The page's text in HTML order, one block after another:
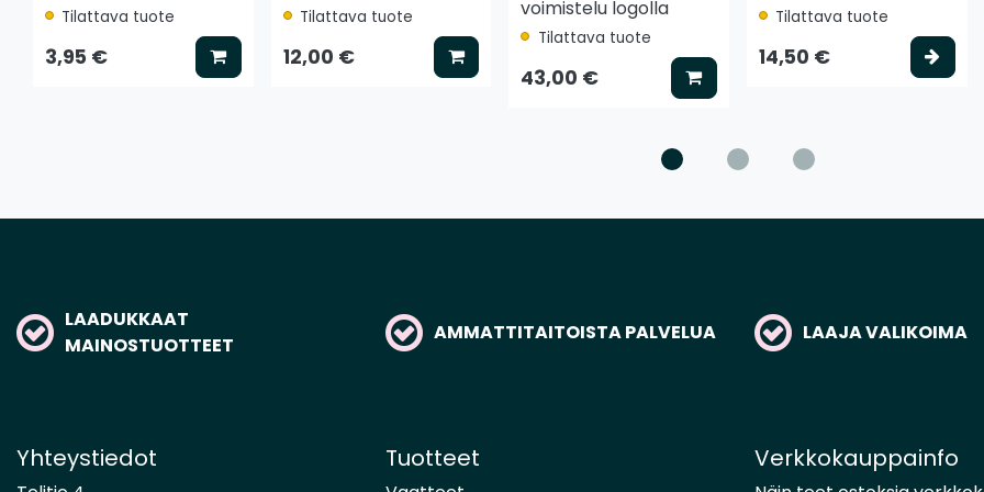
Tilattava tuote
3,95 € Lisää koriin
Tilattava tuote
12,00 € Lisää koriin
voimistelu logolla
Tilattava tuote
43,00 € Lisää koriin
Tilattava tuote
14,50 €
LAADUKKAAT
MAINOSTUOTTEET
AMMATTITAITOISTA PALVELUA LAAJA VALIKOIMA
Yhteystiedot Tuotteet Verkkokauppainfo